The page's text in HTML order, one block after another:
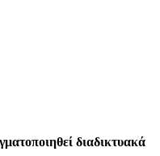
διαδικτυακά